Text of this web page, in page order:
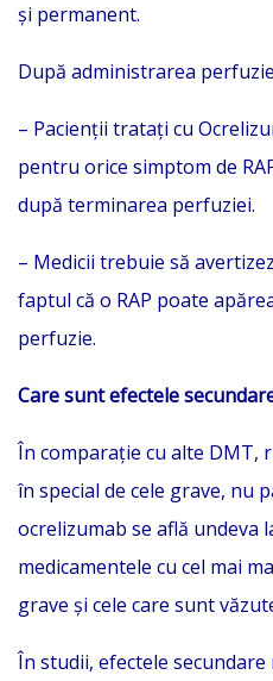
şi permanent.
După administrarea
– Pacienţii trataţi cu
pentru orice simptom de
după terminarea perfuziei.
– Medicii trebuie să
faptul că o RAP poate
perfuzie.
Care sunt efectele
În comparație cu alte DMT,
în special de cele grave, nu
ocrelizumab se află undeva
medicamentele cu cel mai
grave și cele care sunt
În studii, efectele